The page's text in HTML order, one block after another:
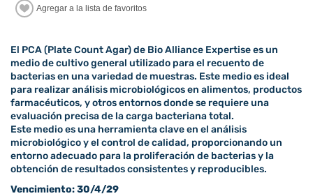
El PCA (Plate Count Agar) de Bio Alliance Expertise es un
medio de cultivo general utilizado para el recuento de
bacterias en una variedad de muestras. Este medio es ideal
para realizar análisis microbiológicos en alimentos, productos
farmacéuticos, y otros entornos donde se requiere una
evaluación precisa de la carga bacteriana total.
Este medio es una herramienta clave en el análisis
microbiológico y el control de calidad, proporcionando un
entorno adecuado para la proliferación de bacterias y la
obtención de resultados consistentes y reproducibles.
Vencimiento: 30/4/29